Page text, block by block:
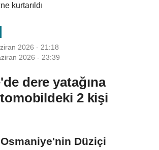
kurtarıldı
2026 - 21:18
2026 - 23:39
dere yatağına
2 kişi
Düziçi